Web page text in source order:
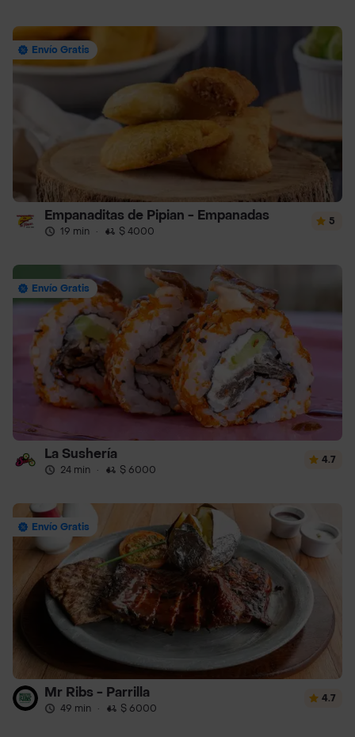
Envío Gratis
Empanaditas de Pipian - Empanadas
19 min · $ 4000
5
Envío Gratis
La Sushería
24 min · $ 6000
4.7
Envío Gratis
Mr Ribs - Parrilla
49 min · $ 6000
4.7